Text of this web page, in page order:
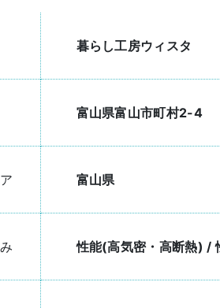
暮らし工房ウィスタ
富山県富山市町村2-4
富山県
性能(高気密・高断熱) /